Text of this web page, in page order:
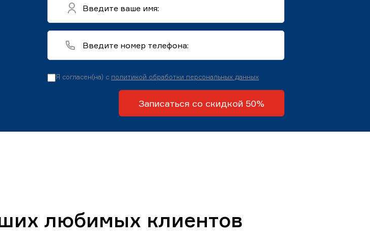
Я согласен(на) с политикой обработки персональных данных
Записаться со скидкой 50%
любимых клиентов